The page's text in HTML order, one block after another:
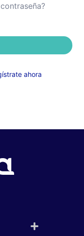
contraseña?
ahora
Web